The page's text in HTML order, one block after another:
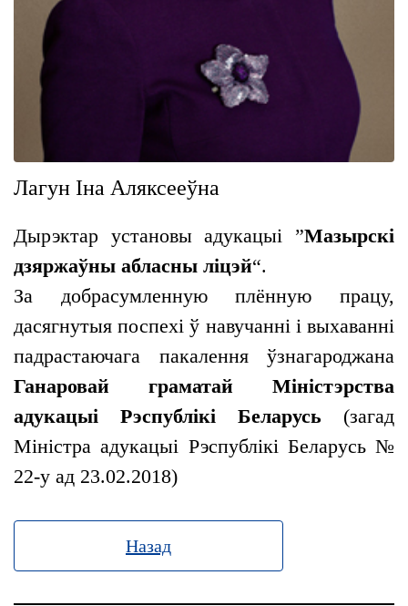
Лагун Іна Аляксееўна
Дырэктар установы адукацыі ”Мазырскі
дзяржаўны абласны ліцэй“.
За добрасумленную плённую працу,
дасягнутыя поспехі ў навучанні і выхаванні
падрастаючага пакалення ўзнагароджана
Ганаровай граматай Міністэрства
адукацыі Рэспублікі Беларусь (загад
Міністра адукацыі Рэспублікі Беларусь №
22-у ад 23.02.2018)
Назад